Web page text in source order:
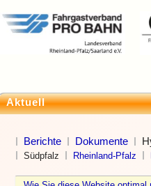
Aktuell
Berichte Dokumente
Südpfalz Rheinland-Pfalz